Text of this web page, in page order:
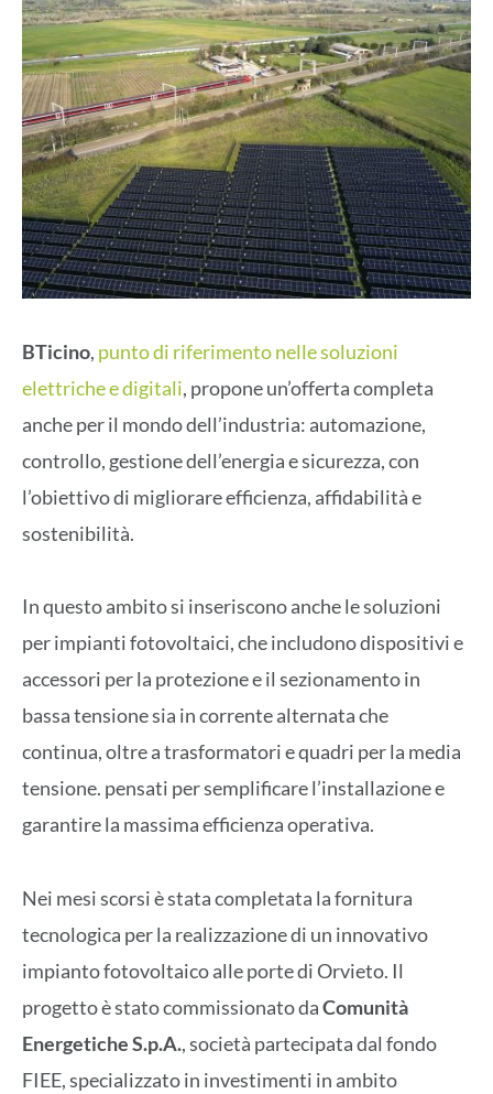
BTicino, punto di riferimento nelle soluzioni
elettriche e digitali, propone un’offerta completa
anche per il mondo dell’industria: automazione,
controllo, gestione dell’energia e sicurezza, con
l’obiettivo di migliorare efficienza, affidabilità e
sostenibilità.
In questo ambito si inseriscono anche le soluzioni
per impianti fotovoltaici, che includono dispositivi e
accessori per la protezione e il sezionamento in
bassa tensione sia in corrente alternata che
continua, oltre a trasformatori e quadri per la media
tensione. pensati per semplificare l’installazione e
garantire la massima efficienza operativa.
Nei mesi scorsi è stata completata la fornitura
tecnologica per la realizzazione di un innovativo
impianto fotovoltaico alle porte di Orvieto. Il
progetto è stato commissionato daComunità
Energetiche S.p.A., società partecipata dal fondo
FIEE, specializzato in investimenti in ambito